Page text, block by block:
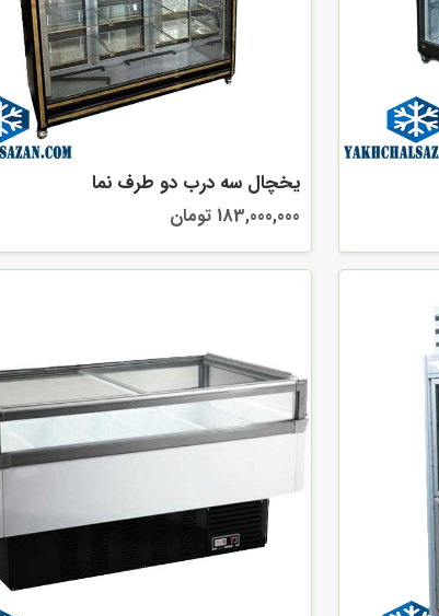
یخچال سه درب دو طرف نما
183,000,000 تومان